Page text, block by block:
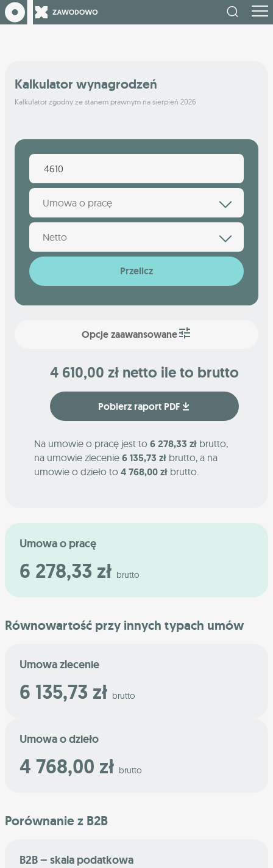
Kalkulator wynagrodzeń
Kalkulator zgodny ze stanem prawnym na sierpień 2026
Umowa o pracę
Netto
Przelicz
Opcje zaawansowane
4 610,00 zł netto ile to brutto
Pobierz raport PDF
Na umowie o pracę jest to 6 278,33 zł brutto,
na umowie zlecenie 6 135,73 zł brutto, a na
umowie o dzieło to 4 768,00 zł brutto.
Umowa o pracę
6 278,33 zł brutto
Równowartość przy innych typach umów
Umowa zlecenie
6 135,73 zł brutto
Umowa o dzieło
4 768,00 zł brutto
Porównanie z B2B
B2B – skala podatkowa